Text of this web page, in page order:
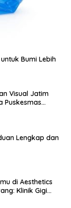
Bumi Lebih
Visual Jatim
Puskesmas
Lengkap dan
di Aesthetics
Klinik Gigi